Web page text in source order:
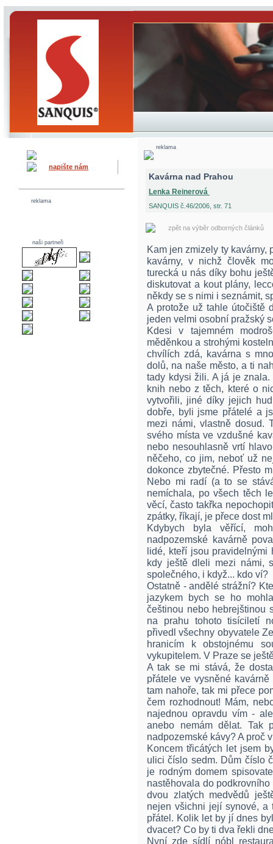
napište nám
reklama
naši partneři
reklama
Kavárna nad Prahou
Lenka Reinerová
SANQUIS č.46/2006, str. 71
zpět na výběr odborných článků
Kam jen zmizely ty kavárny,
kavárny, v nichž člověk
turecká u nás díky bohu
diskutovat a kout plány,
někdy se s nimi i seznámit,
A protože už tahle útočiště
jeden velmi osobní pražský
Kdesi v tajemném
měděnkou a strohými
chvílích zdá, kavárna s
dolů, na naše město, a ti
tady kdysi žili. A já je
knih nebo z těch, které o
vytvořili, jiné díky jejich
dobře, byli jsme přátelé a
mezi námi, vlastně dosud.
svého místa ve vzdušné
nebo nesouhlasně vrtí
něčeho, co jim, neboť už
dokonce zbytečné. Přesto
Nebo mi radí (a to se
nemíchala, po všech těch
věcí, často takřka
zpátky, říkají, je přece dost
Kdybych byla věřící,
nadpozemské kavárně
lidé, kteří jsou pravidelnými
kdy ještě dleli mezi námi,
společného, i když... kdo ví?
Ostatně - andělé strážní?
jazykem bych se ho
češtinou nebo hebrejštinou
na prahu tohoto tisíciletí
přivedl všechny obyvatele
hranicím k obstojnému
vykupitelem. V Praze se
A tak se mi stává, že
přátele ve vysněné
tam nahoře, tak mi přece
čem rozhodnout! Mám,
najednou opravdu vím -
anebo nemám dělat. Tak
nadpozemské kávy? A proč
Koncem třicátých let jsem
ulici číslo sedm. Dům číslo
je rodným domem
nastěhovala do
dvou zlatých medvědů
nejen všichni její synové,
přátel. Kolik let by jí dnes
dvacet? Co by ti dva řekli
Nyní zde sídlí nóbl